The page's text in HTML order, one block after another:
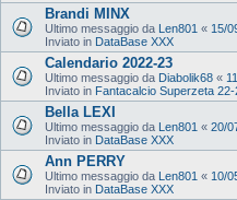
Brandi MINX
Ultimo messaggio da Len801 « 15/
Inviato in DataBase XXX
Calendario 2022-23
Ultimo messaggio da Diabolik68 «
Inviato in Fantacalcio Superzeta
Bella LEXI
Ultimo messaggio da Len801 « 20/
Inviato in DataBase XXX
Ann PERRY
Ultimo messaggio da Len801 « 10/
Inviato in DataBase XXX